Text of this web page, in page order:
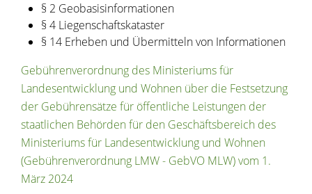
§ 2 Geobasisinformationen
§ 4 Liegenschaftskataster
§ 14 Erheben und Übermitteln von Informationen
Gebührenverordnung des Ministeriums für
Landesentwicklung und Wohnen über die Festsetzung
der Gebührensätze für öffentliche Leistungen der
staatlichen Behörden für den Geschäftsbereich des
Ministeriums für Landesentwicklung und Wohnen
(Gebührenverordnung LMW - GebVO MLW) vom 1.
März 2024